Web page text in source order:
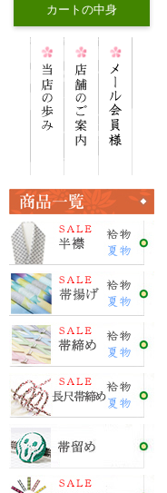
カートの中身